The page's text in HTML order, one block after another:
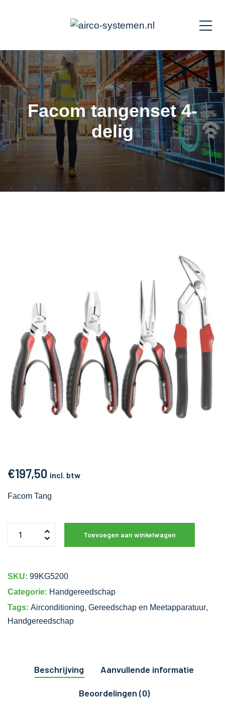
Facom tangenset 4-
delig
€197,50 incl. btw
Facom Tang
Toevoegen aan winkelwagen
SKU: 99KG5200
Categorie: Handgereedschap
Tags: Airconditioning, Gereedschap en Meetapparatuur,
Handgereedschap
Beschrijving Aanvullende informatie
Beoordelingen (0)